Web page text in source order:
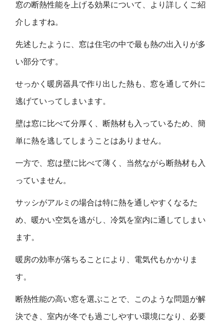
窓の断熱性能を上げる効果について、より詳しくご紹
介しますね。
先述したように、窓は住宅の中で最も熱の出入りが多
い部分です。
せっかく暖房器具で作り出した熱も、窓を通して外に
逃げていってしまいます。
壁は窓に比べて分厚く、断熱材も入っているため、簡
単に熱を逃してしまうことはありません。
一方で、窓は壁に比べて薄く、当然ながら断熱材も入
っていません。
サッシがアルミの場合は特に熱を通しやすくなるた
め、暖かい空気を逃がし、冷気を室内に通してしまい
ます。
暖房の効率が落ちることにより、電気代もかかりま
す。
断熱性能の高い窓を選ぶことで、このような問題が解
決でき、室内が冬でも過ごしやすい環境になり、必要